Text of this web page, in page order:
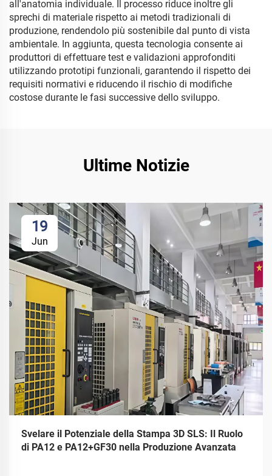
all'anatomia individuale. Il processo riduce inoltre gli
sprechi di materiale rispetto ai metodi tradizionali di
produzione, rendendolo più sostenibile dal punto di vista
ambientale. In aggiunta, questa tecnologia consente ai
produttori di effettuare test e validazioni approfonditi
utilizzando prototipi funzionali, garantendo il rispetto dei
requisiti normativi e riducendo il rischio di modifiche
costose durante le fasi successive dello sviluppo.
Ultime Notizie
19
Jun
Svelare il Potenziale della Stampa 3D SLS: Il Ruolo
di PA12 e PA12+GF30 nella Produzione Avanzata